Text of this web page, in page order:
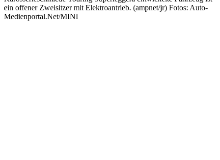
ein offener Zweisitzer mit Elektroantrieb. (ampnet/jr) Fotos: Auto-
Medienportal.Net/MINI